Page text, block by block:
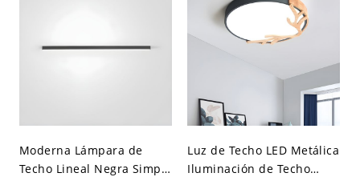
Moderna Lámpara de
Techo Lineal Negra Simple
Luz de Techo LED Metálica
Iluminación de Techo